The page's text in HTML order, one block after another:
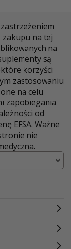
zastrzeżeniem
zakupu na tej
na
są
korzyści
zastosowaniu
na celu
zapobiegania
od
EFSA. Ważne
nie